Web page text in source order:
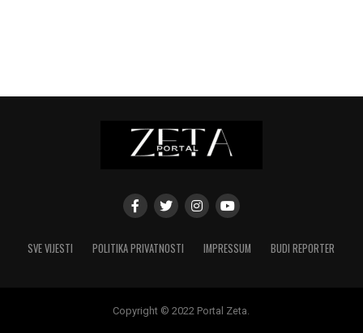
SVE VIJESTI POLITIKA PRIVATNOSTI IMPRESSUM BUDI REPORTER
Copyright © 2022 Portal Zeta.